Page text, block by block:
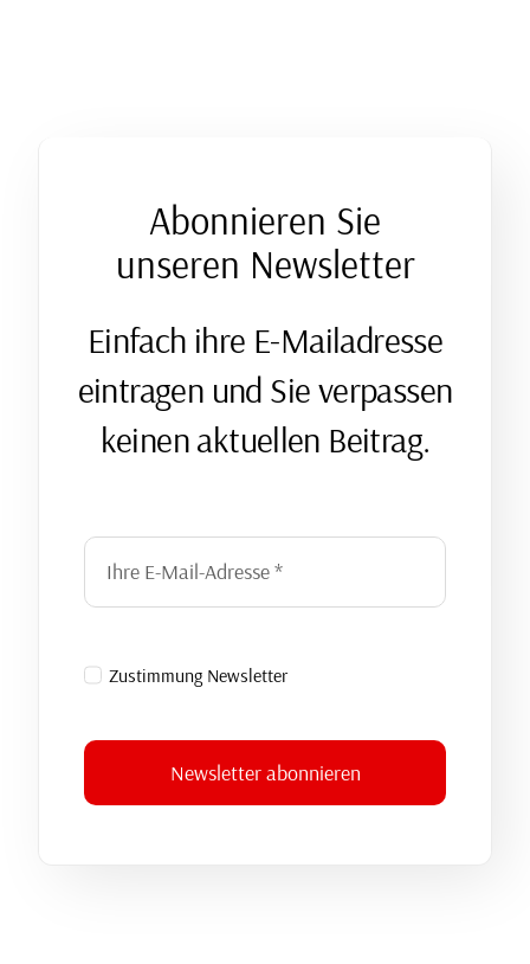
Abonnieren Sie
unseren Newsletter
Einfach ihre E-Mailadresse
eintragen und Sie verpassen
keinen aktuellen Beitrag.
Zustimmung Newsletter
Newsletter abonnieren